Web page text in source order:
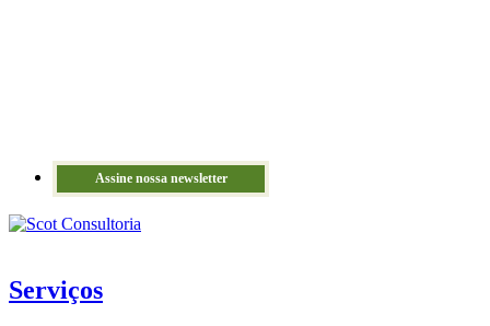
Assine nossa newsletter
Serviços